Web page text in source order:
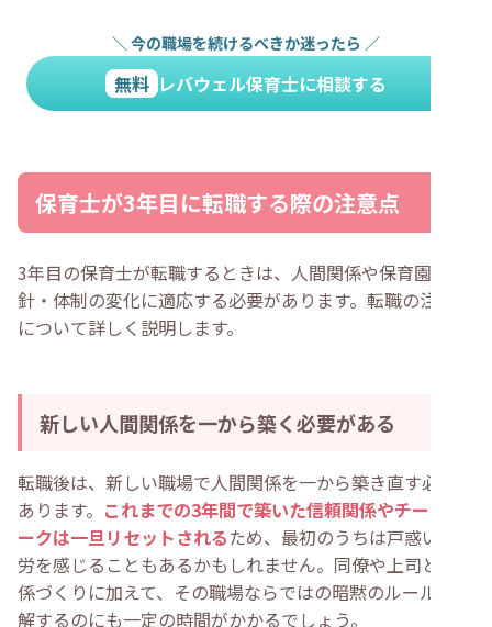
＼ 今の職場を続けるべきか迷ったら ／
無料 レバウェル保育士に相談する
保育士が3年目に転職する際の注意点
3年目の保育士が転職するときは、人間関係や保育園の方
針・体制の変化に適応する必要があります。転職の注意点
について詳しく説明します。
新しい人間関係を一から築く必要がある
転職後は、新しい職場で人間関係を一から築き直す必要が
あります。 これまでの3年間で築いた信頼関係やチームワ
ークは一旦リセットされるため、最初のうちは戸惑いや苦
労を感じることもあるかもしれません。同僚や上司との関
係づくりに加えて、その職場ならではの暗黙のルールを理
解するのにも一定の時間がかかるでしょう。